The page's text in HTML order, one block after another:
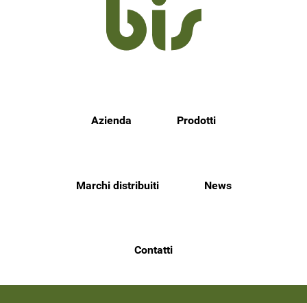
Azienda Prodotti
Marchi distribuiti News
Contatti